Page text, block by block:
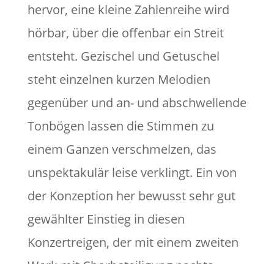
hervor, eine kleine Zahlenreihe wird
hörbar, über die offenbar ein Streit
entsteht. Gezischel und Getuschel
steht einzelnen kurzen Melodien
gegenüber und an- und abschwellende
Tonbögen lassen die Stimmen zu
einem Ganzen verschmelzen, das
unspektakulär leise verklingt. Ein von
der Konzeption her bewusst sehr gut
gewählter Einstieg in diesen
Konzertreigen, der mit einem zweiten